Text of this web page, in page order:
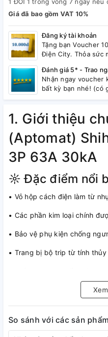
Giá đã bao gồm VAT 10%
Đăng ký tài khoản
Tặng bạn Voucher
Điện City. Thỏa sức
Đánh giá 5* - Trao
Nhận ngay voucher
bất kỳ bạn nhé! (có
1. Giới thiệu
(Aptomat)
3P 63A 30kA
☼ Đặc điểm nổi
• Vỏ hộp cách điện làm từ
• Các phần kim loại chính
• Bảo vệ phụ kiện chống
• Trang bị bộ trip từ tính
• Bảo vệ hiệu quả chống
• Lắp đặt dễ dàng, kết nối
cuối
So sánh với các sản